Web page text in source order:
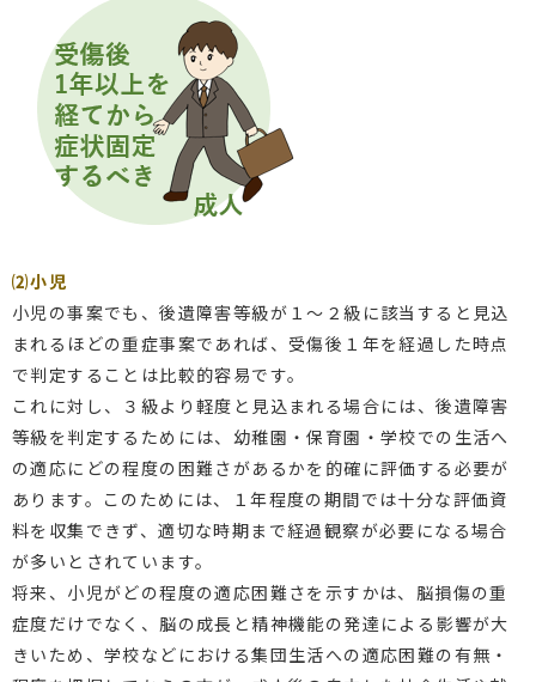
⑵小児
小児の事案でも、後遺障害等級が１～２級に該当すると見込
まれるほどの重症事案であれば、受傷後１年を経過した時点
で判定することは比較的容易です。
これに対し、３級より軽度と見込まれる場合には、後遺障害
等級を判定するためには、幼稚園・保育園・学校での生活へ
の適応にどの程度の困難さがあるかを的確に評価する必要が
あります。このためには、１年程度の期間では十分な評価資
料を収集できず、適切な時期まで経過観察が必要になる場合
が多いとされています。
将来、小児がどの程度の適応困難さを示すかは、脳損傷の重
症度だけでなく、脳の成長と精神機能の発達による影響が大
きいため、学校などにおける集団生活への適応困難の有無・